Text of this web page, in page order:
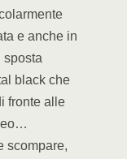
e anche in
sposta
black che
fronte alle
scompare,